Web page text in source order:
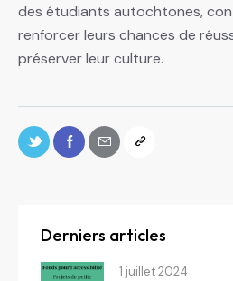
des étudiants autochtones,
renforcer leurs chances de
préserver leur culture.
Derniers articles
1 juillet 2024